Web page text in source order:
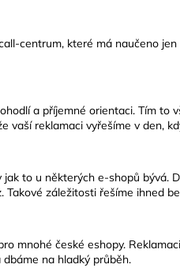
centrum, které má naučeno
a příjemné orientaci. Tím to
vaší reklamaci vyřešíme v den,
to u některých e-shopů bývá.
záležitosti řešíme ihned
mnohé české eshopy.
na hladký průběh.